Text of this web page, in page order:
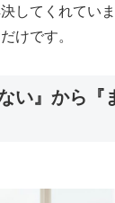
してくれてい
けです。
い』から『